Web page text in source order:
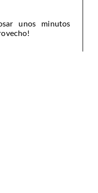
unos minutos